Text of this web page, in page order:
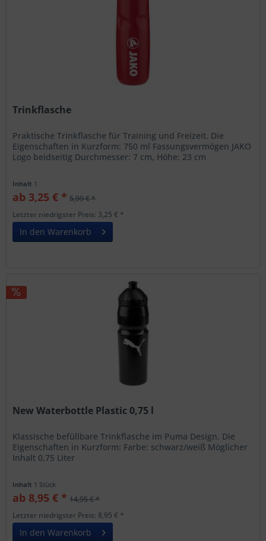
Trinkflasche
Praktische Trinkflasche für Training und Freizeit. Die
Eigenschaften in Kurzform: 750 ml Fassungsvermögen JAKO
Logo beidseitig Durchmesser: 7 cm, Höhe: 23 cm
Inhalt 1
ab 3,25 € * 5,99 € *
Letzter niedrigster Preis: 3,25 € *
In den Warenkorb
New Waterbottle Plastic 0,75 l
Klassische befüllbare Trinkflasche im Puma Design. Die
Eigenschaften in Kurzform: Farbe: schwarz/weiß Möglicher
Inhalt 0,75 Liter
Inhalt 1 Stück
ab 8,95 € * 14,95 € *
Letzter niedrigster Preis: 8,95 € *
In den Warenkorb